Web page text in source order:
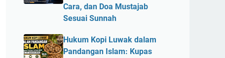
Cara, dan Doa Mustajab
Sesuai Sunnah
Hukum Kopi Luwak dalam
Pandangan Islam: Kupas